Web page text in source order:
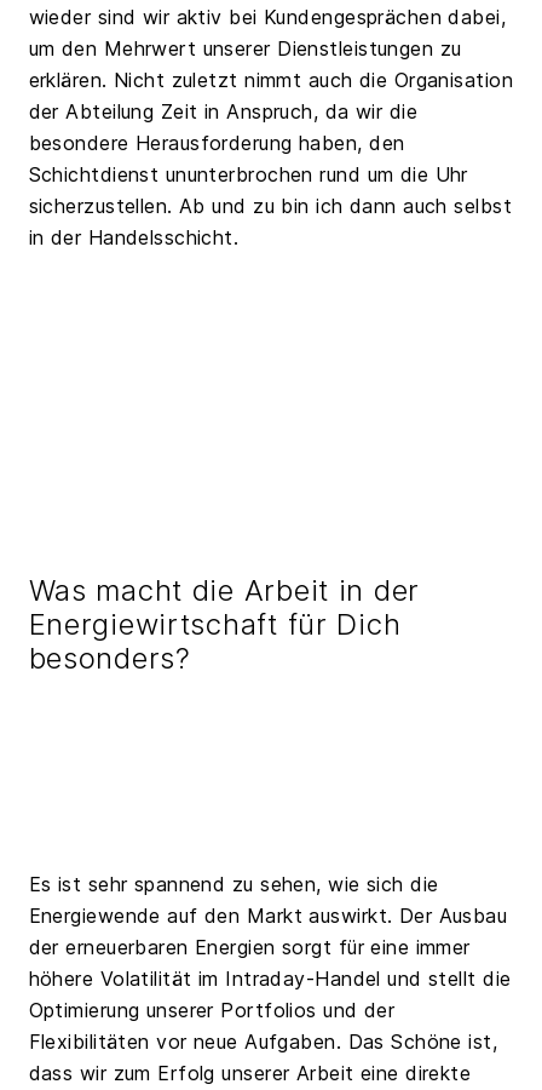
wieder sind wir aktiv bei Kundengesprächen dabei,
um den Mehrwert unserer Dienstleistungen zu
erklären. Nicht zuletzt nimmt auch die Organisation
der Abteilung Zeit in Anspruch, da wir die
besondere Herausforderung haben, den
Schichtdienst ununterbrochen rund um die Uhr
sicherzustellen. Ab und zu bin ich dann auch selbst
in der Handelsschicht.
Was macht die Arbeit in der
Energiewirtschaft für Dich
besonders?
Es ist sehr spannend zu sehen, wie sich die
Energiewende auf den Markt auswirkt. Der Ausbau
der erneuerbaren Energien sorgt für eine immer
höhere Volatilität im Intraday-Handel und stellt die
Optimierung unserer Portfolios und der
Flexibilitäten vor neue Aufgaben. Das Schöne ist,
dass wir zum Erfolg unserer Arbeit eine direkte